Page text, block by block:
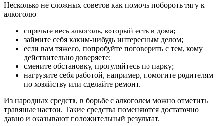
Несколько не сложных советов как помочь побороть тягу к
алкоголю:
спрячьте весь алкоголь, который есть в дома;
займите себя каким-нибудь интересным делом;
если вам тяжело, попробуйте поговорить с тем, кому
действительно доверяете;
смените обстановку, прогуляйтесь по парку;
нагрузите себя работой, например, помогите родителям
по хозяйству или сделайте ремонт.
Из народных средств, в борьбе с алкоголем можно отметить
травяные настои. Такие средства поменяются достаточно
давно и оказывают положительный результат.